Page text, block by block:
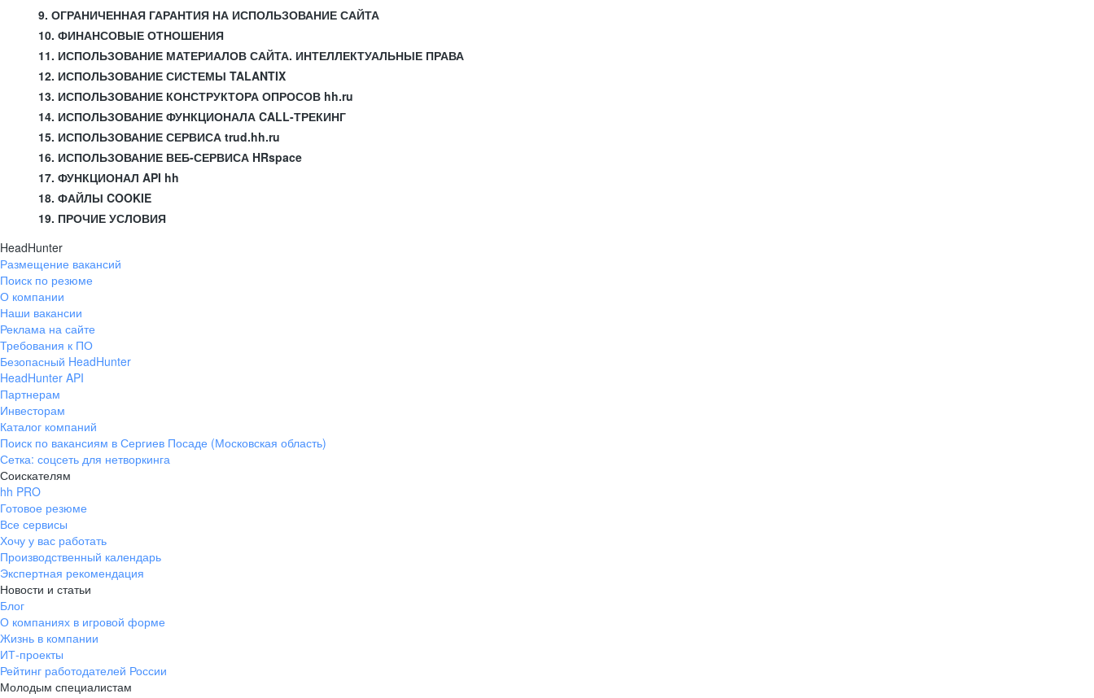
9. ОГРАНИЧЕННАЯ ГАРАНТИЯ НА ИСПОЛЬЗОВАНИЕ САЙТА
10. ФИНАНСОВЫЕ ОТНОШЕНИЯ
11. ИСПОЛЬЗОВАНИЕ МАТЕРИАЛОВ САЙТА. ИНТЕЛЛЕКТУАЛЬНЫЕ ПРАВА
12. ИСПОЛЬЗОВАНИЕ СИСТЕМЫ TALANTIX
13. ИСПОЛЬЗОВАНИЕ КОНСТРУКТОРА ОПРОСОВ hh.ru
14. ИСПОЛЬЗОВАНИЕ ФУНКЦИОНАЛА CALL-ТРЕКИНГ
15. ИСПОЛЬЗОВАНИЕ СЕРВИСА trud.hh.ru
16. ИСПОЛЬЗОВАНИЕ ВЕБ-СЕРВИСА HRspace
17. ФУНКЦИОНАЛ API hh
18. ФАЙЛЫ COOKIE
19. ПРОЧИЕ УСЛОВИЯ
HeadHunter
Размещение вакансий
Поиск по резюме
О компании
Наши вакансии
Реклама на сайте
Требования к ПО
Безопасный HeadHunter
HeadHunter API
Партнерам
Инвесторам
Каталог компаний
Поиск по вакансиям в Сергиев Посаде (Московская область)
Сетка: соцсеть для нетворкинга
Соискателям
hh PRO
Готовое резюме
Все сервисы
Хочу у вас работать
Производственный календарь
Экспертная рекомендация
Новости и статьи
Блог
О компаниях в игровой форме
Жизнь в компании
ИТ-проекты
Рейтинг работодателей России
Молодым специалистам